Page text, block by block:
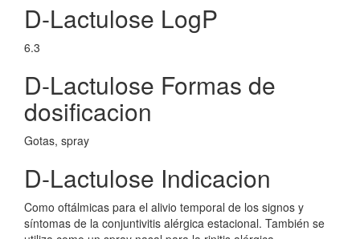
D-Lactulose LogP
6.3
D-Lactulose Formas de
dosificacion
Gotas, spray
D-Lactulose Indicacion
Como oftálmicas para el alivio temporal de los signos y
síntomas de la conjuntivitis alérgica estacional. También se